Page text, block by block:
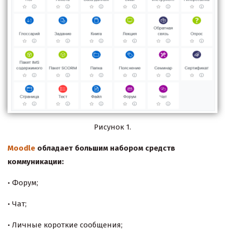
Рисунок 1.
Moodle обладает большим набором средств
коммуникации:
• Форум;
• Чат;
• Личные короткие сообщения;